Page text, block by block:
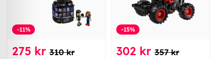
-11%
275 kr 310 kr
-15%
302 kr 357 kr